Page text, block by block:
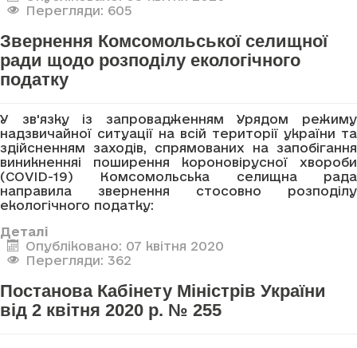
Перегляди: 605
Звернення Комсомольської селищної
ради щодо розподілу екологічного
податку
У зв'язку із запровадженням Урядом режиму
надзвичайної ситуації на всій території україни та
здійсненням заходів, спрямованих на запобігання
виникненняі поширення короновірусної хвороби
(COVID-19) Комсомольська селищна рада
направила звернення стосовно розподілу
екологічного податку:
Деталі
Опубліковано: 07 квітня 2020
Перегляди: 362
Постанова Кабінету Міністрів України
від 2 квітня 2020 р. № 255